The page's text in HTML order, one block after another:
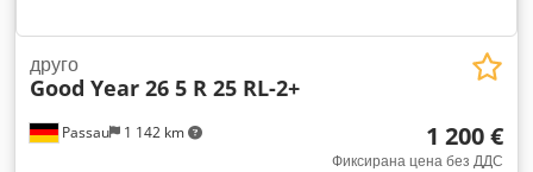
Passau 1 142 km
друго
Good Year 26 5 R 25 RL-2+
1 200 €
Фиксирана цена без ДДС